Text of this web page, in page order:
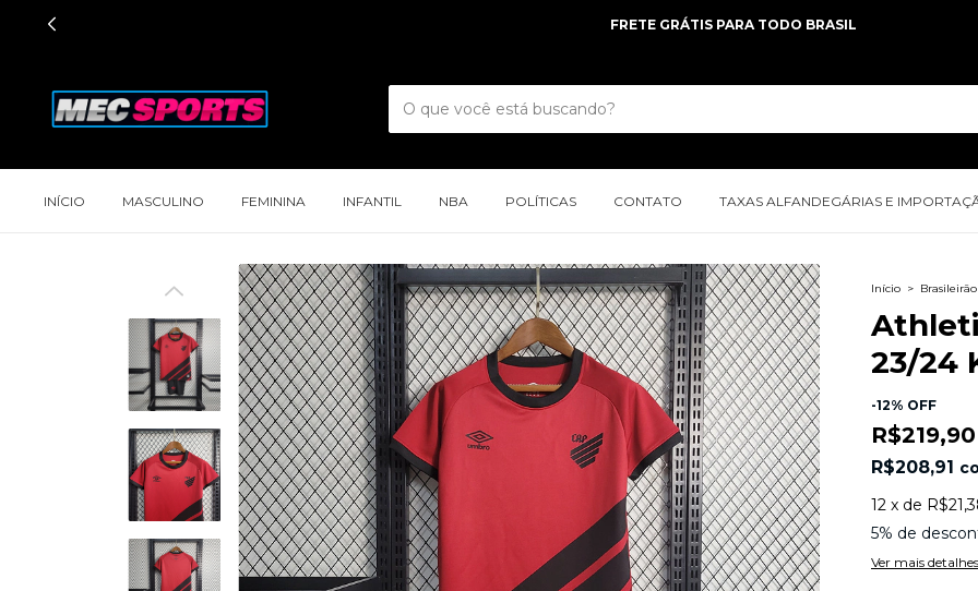
INÍCIO MASCULINO FEMININA INFANTIL NBA POLÍTICAS CONTATO TAXAS ALFANDEGÁRIAS E
Início > Brasileirão
23/24
-12% OFF
R$219,90
R$208,91
12 x de
5% de
Ver mais detalhes